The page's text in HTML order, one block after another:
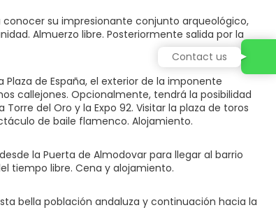
conocer su impresionante conjunto arqueológico,
Almuerzo libre. Posteriormente salida por la
de España, el exterior de la imponente
callejones. Opcionalmente, tendrá la posibilidad
del Oro y la Expo 92. Visitar la plaza de toros
de baile flamenco. Alojamiento.
la Puerta de Almodovar para llegar al barrio
tiempo libre. Cena y alojamiento.
bella población andaluza y continuación hacia la
Contact us